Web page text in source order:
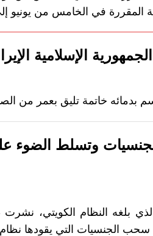
المقررة في الخامس من يونيو
الإسلامية
بدمائه خاتمة تليق بعمر من
وتسلط الضوء
بلغه النظام الكويتي،
سحب الجنسيات التي يقودها